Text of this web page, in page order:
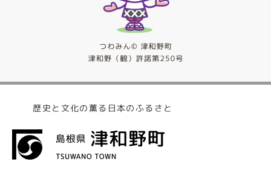
歴史と文化の薫る日本のふるさと